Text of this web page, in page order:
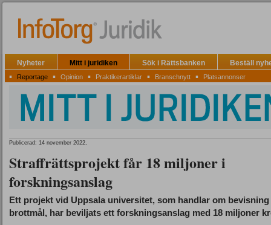
Nyheter Mitt i juridiken Sök i Rättsbanken Beställ
▪ Reportage ▪ Opinion ▪ Praktikerartiklar ▪ Branschnytt ▪ Platsannonser
Publicerad: 14 november 2022,
Straffrättsprojekt får 18 miljoner i
forskningsanslag
Ett projekt vid Uppsala universitet, som handlar om bevisning
brottmål, har beviljats ett forskningsanslag med 18 miljoner